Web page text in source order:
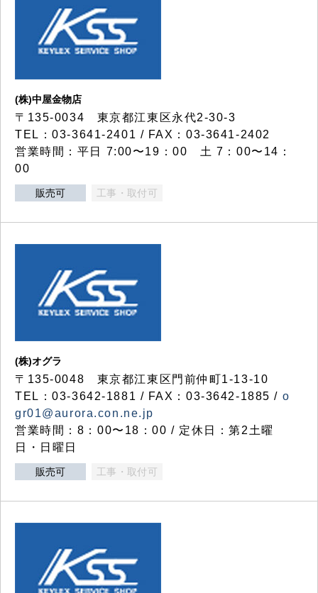
(株)中屋金物店
〒135-0034 東京都江東区永代2-30-3
TEL：03-3641-2401 / FAX：03-3641-2402
営業時間：平日 7:00〜19：00 土 7：00〜14：
00
販売可 工事・取付可
(株)オグラ
〒135-0048 東京都江東区門前仲町1-13-10
TEL：03-3642-1881 / FAX：03-3642-1885 / o
gr01@aurora.con.ne.jp
営業時間：8：00〜18：00 / 定休日：第2土曜
日・日曜日
販売可 工事・取付可